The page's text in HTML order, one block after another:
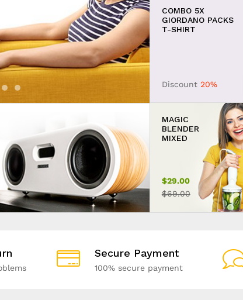
Discount
20% OFF
Shop Now
COMBO 5X
GIORDANO PACKS
T-SHIRT
Discount 20%
MAGIC
BLENDER
MIXED
$29.00
$69.00
Secure Payment
100% secure payment